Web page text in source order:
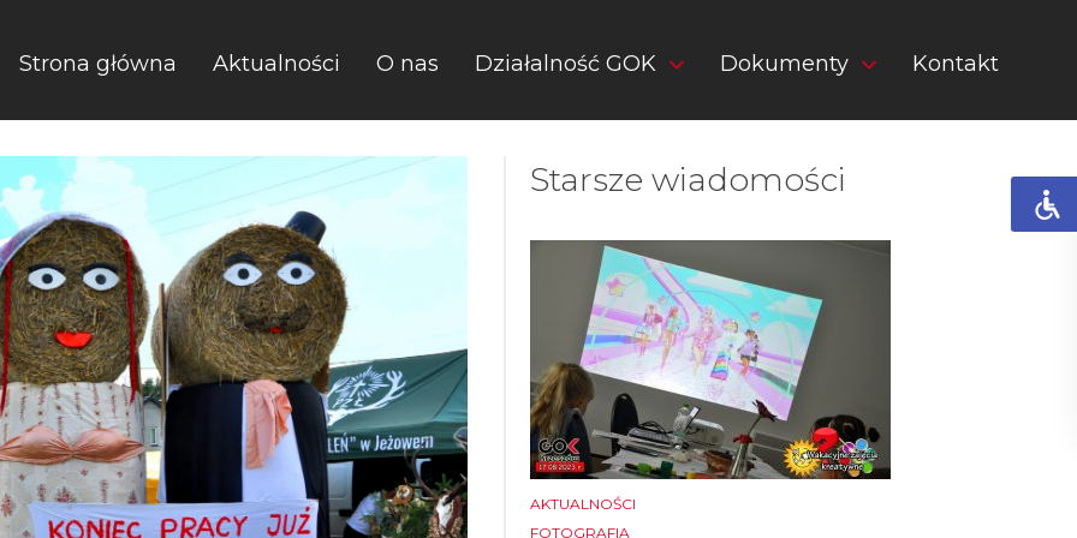
Strona główna Aktualności O nas Działalność GOK Dokumenty Kontakt
Starsze wiadomości
AKTUALNOŚCI
FOTOGRAFIA